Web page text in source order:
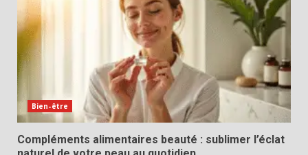
Bien-être
Compléments alimentaires beauté : sublimer l’éclat